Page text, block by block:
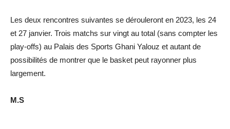
Les deux rencontres suivantes se dérouleront en 2023, les 24
et 27 janvier. Trois matchs sur vingt au total (sans compter les
play-offs) au Palais des Sports Ghani Yalouz et autant de
possibilités de montrer que le basket peut rayonner plus
largement.
M.S